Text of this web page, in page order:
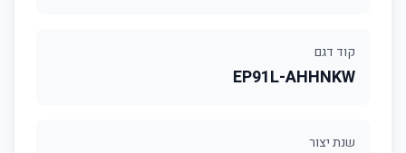
קוד דגם
EP91L-AHHNKW
שנת יצור